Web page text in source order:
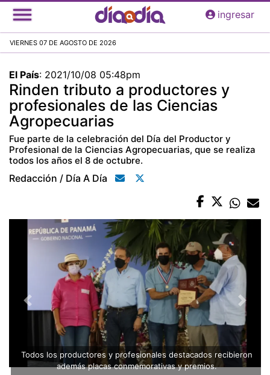
Pasar
al
principal
ingresar
VIERNES 07 DE AGOSTO DE 2026
El País: 2021/10/08 05:48pm
Rinden tributo a productores y
profesionales de las Ciencias
Agropecuarias
Fue parte de la celebración del Día del Productor y
Profesional de la Ciencias Agropecuarias, que se realiza
todos los años el 8 de octubre.
Redacción / Día A Día
Todos los productores y profesionales destacados recibieron
además placas conmemorativas y premios.